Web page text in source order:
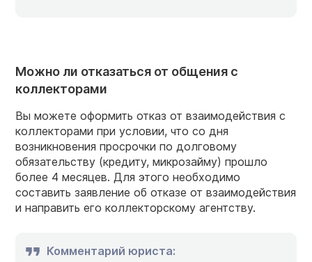
Можно ли отказаться от общения с
коллекторами
Вы можете оформить отказ от взаимодействия с
коллекторами при условии, что со дня
возникновения просрочки по долговому
обязательству (кредиту, микрозайму) прошло
более 4 месяцев. Для этого необходимо
составить заявление об отказе от взаимодействия
и направить его коллекторскому агентству.
Комментарий юриста: